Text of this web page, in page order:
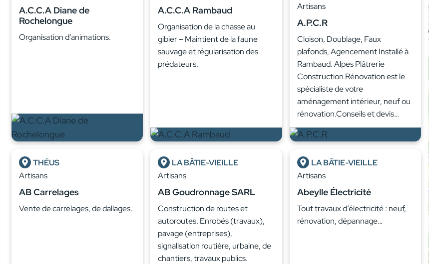
A.C.C.A Diane de
Rochelongue
Organisation d’animations.
A.C.C.A Rambaud
Organisation de la chasse au
gibier – Maintient de la faune
sauvage et régularisation des
prédateurs.
Artisans
A.P.C.R
Cloison, Doublage, Faux
plafonds, Agencement Installé à
Rambaud. Alpes Plâtrerie
Construction Rénovation est le
spécialiste de votre
aménagement intérieur, neuf ou
rénovation.Conseils et devis…
THÉUS
Artisans
AB Carrelages
Vente de carrelages, de dallages.
LA BÂTIE-VIEILLE
Artisans
AB Goudronnage SARL
Construction de routes et
autoroutes. Enrobés (travaux),
pavage (entreprises),
signalisation routière, urbaine, de
chantiers, travaux publics.
LA BÂTIE-VIEILLE
Artisans
Abeylle Électricité
Tout travaux d’électricité : neuf,
rénovation, dépannage…